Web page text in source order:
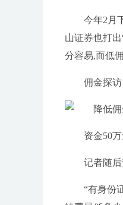
今年2月
山证券也打
分容易,而低
佣金探访
资金50
记者随
“有身份